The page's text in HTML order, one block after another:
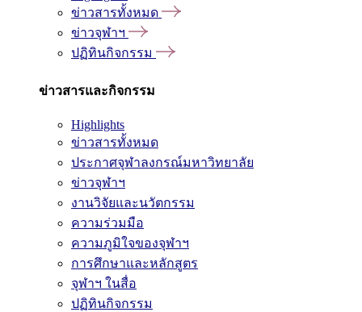
ข่าวสารทั้งหมด
ข่าวจุฬาฯ
ปฏิทินกิจกรรม
ข่าวสารและกิจกรรม
Highlights
ข่าวสารทั้งหมด
ประกาศจุฬาลงกรณ์มหาวิทยาลัย
ข่าวจุฬาฯ
งานวิจัยและนวัตกรรม
ความร่วมมือ
ความภูมิใจของจุฬาฯ
การศึกษาและหลักสูตร
จุฬาฯ ในสื่อ
ปฏิทินกิจกรรม